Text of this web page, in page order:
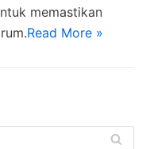
memastikan
Read More »